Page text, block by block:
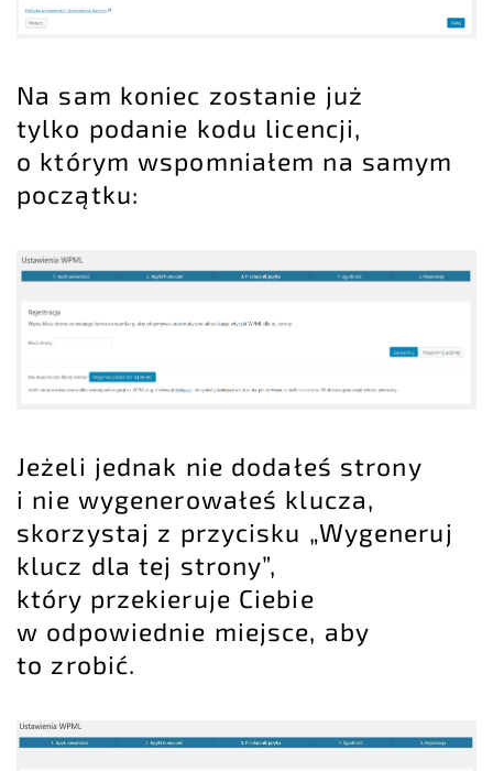
Na sam koniec zostanie już
tylko podanie kodu licencji,
o którym wspomniałem na samym
początku:
Jeżeli jednak nie dodałeś strony
i nie wygenerowałeś klucza,
skorzystaj z przycisku „Wygeneruj
klucz dla tej strony”,
który przekieruje Ciebie
w odpowiednie miejsce, aby
to zrobić.